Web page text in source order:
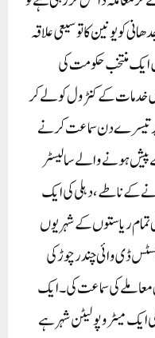
کو یونین کا توسیعی علاقہ
ایک منتخب حکومت کی
خدمات کے کنٹرول کو لے کر
تیسرے دن سماعت کرنے
پیش ہونے والے سالیسٹر
کے ناطے، دہلی کی ایک
تمام ریاستوں کے شہریوں
ڈی وائی چندر چوڑ کی
معاملے کی سماعت کی۔ ایک
ایک میٹروپولیٹن شہر ہے